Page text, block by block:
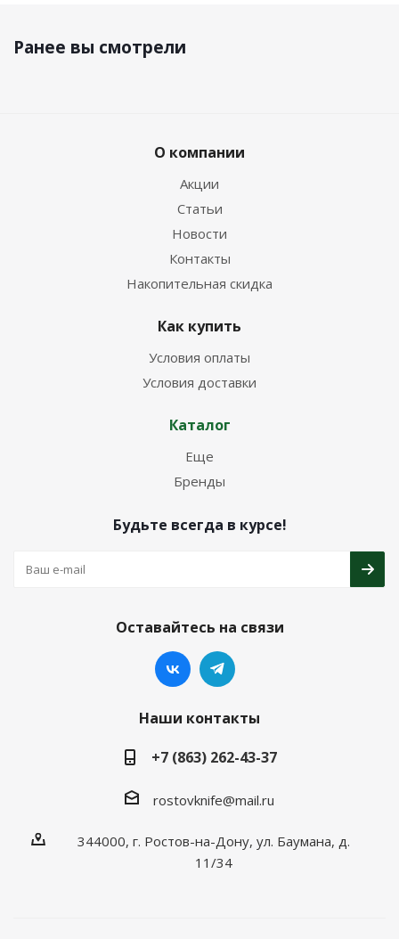
Ранее вы смотрели
О компании
Акции
Статьи
Новости
Контакты
Накопительная скидка
Как купить
Условия оплаты
Условия доставки
Каталог
Еще
Бренды
Будьте всегда в курсе!
Оставайтесь на связи
Наши контакты
+7 (863) 262-43-37
rostovknife@mail.ru
344000, г. Ростов-на-Дону, ул. Баумана, д.
11/34